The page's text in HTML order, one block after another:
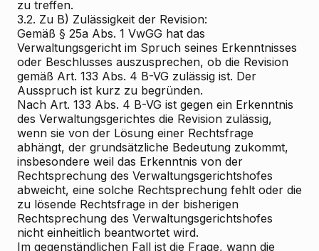
zu treffen.
3.2. Zu B) Zulässigkeit der Revision:
Gemäß § 25a Abs. 1 VwGG hat das
Verwaltungsgericht im Spruch seines Erkenntnisses
oder Beschlusses auszusprechen, ob die Revision
gemäß Art. 133 Abs. 4 B-VG zulässig ist. Der
Ausspruch ist kurz zu begründen.
Nach Art. 133 Abs. 4 B-VG ist gegen ein Erkenntnis
des Verwaltungsgerichtes die Revision zulässig,
wenn sie von der Lösung einer Rechtsfrage
abhängt, der grundsätzliche Bedeutung zukommt,
insbesondere weil das Erkenntnis von der
Rechtsprechung des Verwaltungsgerichtshofes
abweicht, eine solche Rechtsprechung fehlt oder die
zu lösende Rechtsfrage in der bisherigen
Rechtsprechung des Verwaltungsgerichtshofes
nicht einheitlich beantwortet wird.
Im gegenständlichen Fall ist die Frage, wann die